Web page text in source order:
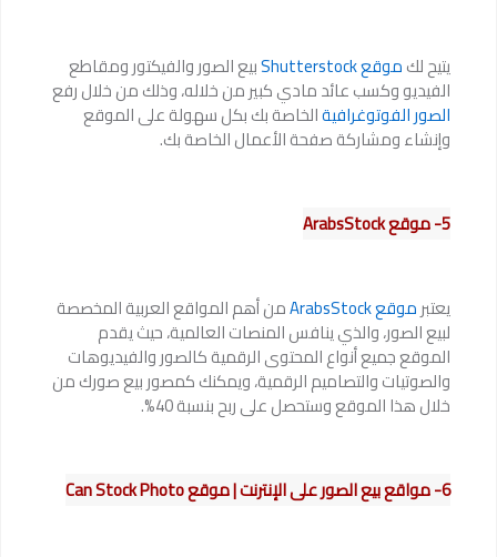
يتيح لكموقع Shutterstock بيع الصور والفيكتور ومقاطع
الفيديو وكسب عائد مادي كبير من خلاله، وذلك من خلال رفع
الصور الفوتوغرافيةالخاصة بك بكل سهولة على الموقع
وإنشاء ومشاركة صفحة الأعمال الخاصة بك.
5- موقع ArabsStock
يعتبرموقع ArabsStock من أهم المواقع العربية المخصصة
لبيع الصور، والذي ينافس المنصات العالمية، حيث يقدم
الموقع جميع أنواع المحتوى الرقمية كالصور والفيديوهات
والصوتيات والتصاميم الرقمية، ويمكنك كمصور بيع صورك من
خلال هذا الموقع وستحصل على ربح بنسبة 40%.
6- مواقع بيع الصور على الإنترنت | موقع Can Stock Photo